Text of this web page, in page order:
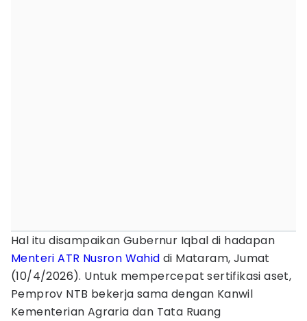
Hal itu disampaikan Gubernur Iqbal di hadapan
Menteri ATR Nusron Wahid di Mataram, Jumat
(10/4/2026). Untuk mempercepat sertifikasi aset,
Pemprov NTB bekerja sama dengan Kanwil
Kementerian Agraria dan Tata Ruang